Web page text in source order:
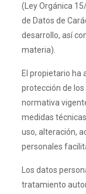
(Ley Orgánica
de Datos de
desarrollo, así
materia).
El propietario ha
protección de
normativa
medidas
uso, alteración,
personales
Los datos
tratamiento